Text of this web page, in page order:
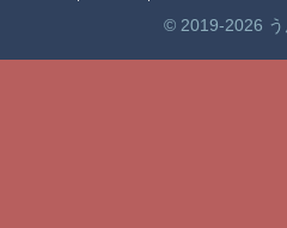
© 2019-2026 う